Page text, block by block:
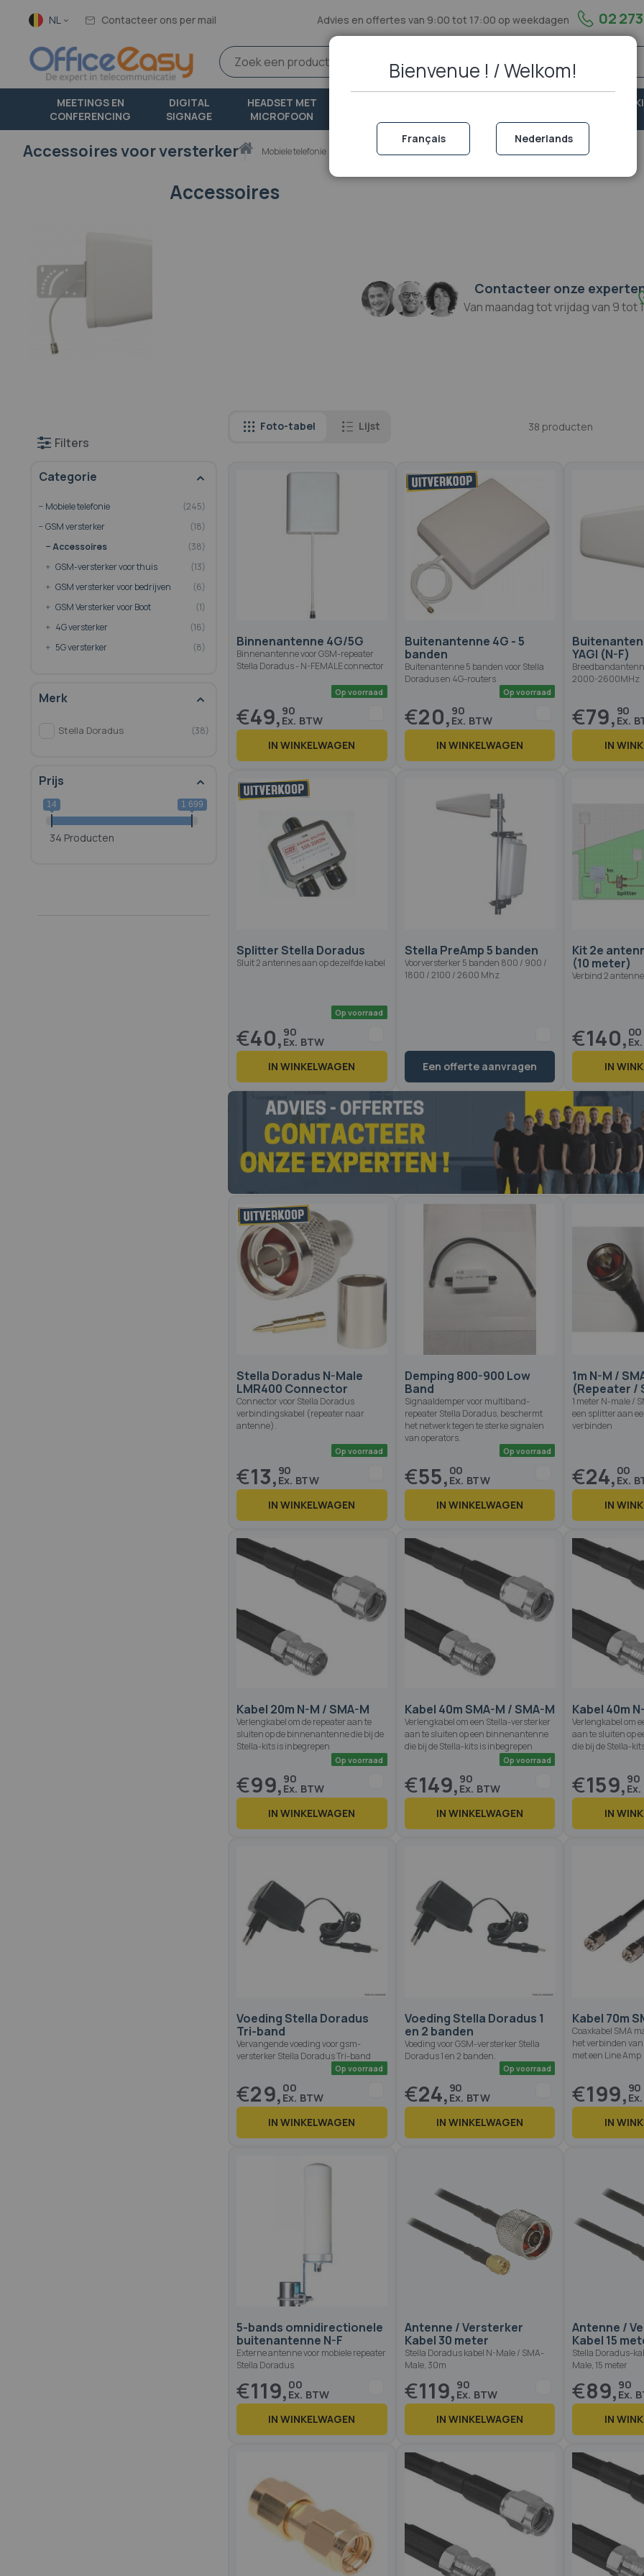
Taal NL Contacteer ons per mail Advies en offertes van 9:00 tot 17:00 op weekdagen 02
MEETINGS EN
CONFERENCING
DIGITAL
SIGNAGE
HEADSET MET
MICROFOON
PORTOFOON EN
Thuismobiele telefonie GSM versterker Accessoires
Accessoires voor versterker
Accessoires
Contacteer onze
Van maandag tot vrijdag van 9 tot
Foto-tabel Lijst 38 producten
Binnenantenne 4G/5G
Binnenantenne voor GSM-repeater
Stella Doradus - N-FEMALE connector
€49, 90
IN WINKELWAGEN
Buitenantenne 4G - 5
banden
Buitenantenne 5 banden voor Stella
Doradus en 4G-routers
€20, 90
IN WINKELWAGEN
YAGI (N-F)
2000-2600MHz
€79, 90
IN
Splitter Stella Doradus
Sluit 2 antennes aan op dezelfde kabel
Op voorraad
€40, 90
IN WINKELWAGEN
Stella PreAmp 5 banden
Voorversterker 5 banden 800 / 900 /
1800 / 2100 / 2600 Mhz
Een offerte aanvragen
Kit 2e
(10 meter)
Verbind 2
€140, 00
IN
Stella Doradus N-Male
LMR400 Connector
Connector voor Stella Doradus
verbindingskabel (repeater naar
antenne).
Op voorraad
€13, 90
IN WINKELWAGEN
Demping 800-900 Low
Band
Signaaldemper voor multiband-
repeater Stella Doradus, beschermt
het netwerk tegen te sterke signalen
van operators.
Op voorraad
€55, 00
IN WINKELWAGEN
1m N-M /
(Repeater /
1 meter N-male /
een splitter aan
verbinden
€24, 00
IN
Kabel 20m N-M / SMA-M
Verlengkabel om de repeater aan te
sluiten op de binnenantenne die bij de
Stella-kits is inbegrepen
Op voorraad
€99, 90
IN WINKELWAGEN
Kabel 40m SMA-M / SMA-M
Verlengkabel om een Stella-versterker
aan te sluiten op een binnenantenne
die bij de Stella-kits is inbegrepen
Op voorraad
€149, 90
IN WINKELWAGEN
Kabel 40m
Verlengkabel om
aan te sluiten op
die bij de Stella-
€159, 90
IN
Voeding Stella Doradus
Tri-band
Vervangende voeding voor gsm-
versterker Stella Doradus Tri-band
€29, 00
IN WINKELWAGEN
Voeding Stella Doradus 1
en 2 banden
Voeding voor GSM-versterker Stella
Doradus 1 en 2 banden.
€24, 90
IN WINKELWAGEN
Kabel 70m
Coaxkabel SMA
het verbinden
met een Line Amp
€199, 90
IN
5-bands omnidirectionele
buitenantenne N-F
Externe antenne voor mobiele repeater
Stella Doradus
€119, 00
IN WINKELWAGEN
Antenne / Versterker
Kabel 30 meter
Stella Doradus kabel N-Male / SMA-
Male, 30m
€119, 90
IN WINKELWAGEN
Antenne /
Kabel 15
Stella Doradus-
Male, 15 meter
€89, 90
IN
Filters
Categorie
Mobiele telefonie
245
GSM versterker
18
Accessoires
38
GSM-versterker voor thuis
13
GSM versterker voor bedrijven
6
GSM Versterker voor Boot
1
4G versterker
16
5G versterker
8
Merk
Stella Doradus 38
Prijs
14 1 699
34 Producten
Bienvenue ! / Welkom!
Français Nederlands